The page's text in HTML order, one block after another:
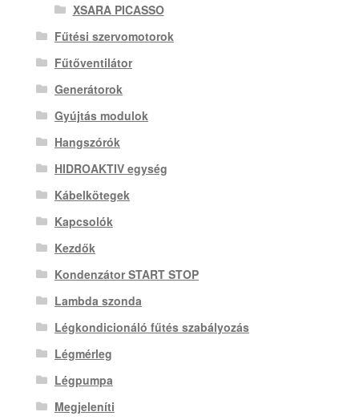
XSARA PICASSO
Fűtési szervomotorok
Fűtőventilátor
Generátorok
Gyújtás modulok
Hangszórók
HIDROAKTIV egység
Kábelkötegek
Kapcsolók
Kezdők
Kondenzátor START STOP
Lambda szonda
Légkondicionáló fűtés szabályozás
Légmérleg
Légpumpa
Megjeleníti